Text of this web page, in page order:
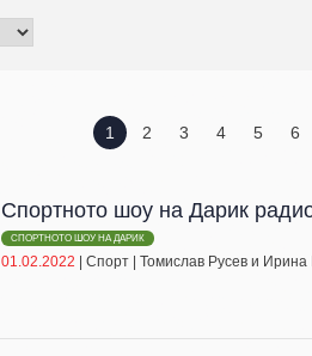
1 2 3 4 5 6
Спортното шоу на Дарик
СПОРТНОТО ШОУ НА ДАРИК
01.02.2022 |Спорт |Томислав Русев и Ирина